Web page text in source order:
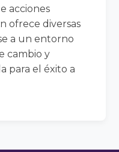
acciones
ofrece diversas
a un entorno
cambio y
para el éxito a